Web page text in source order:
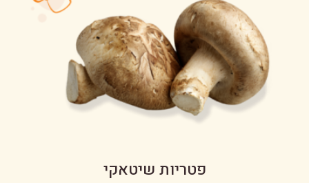
פטריות שיטאקי